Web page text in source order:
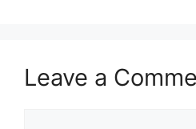
Leave a